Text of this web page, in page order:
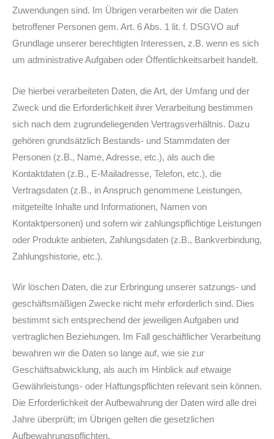
Zuwendungen sind. Im Übrigen verarbeiten wir die Daten
betroffener Personen gem. Art. 6 Abs. 1 lit. f. DSGVO auf
Grundlage unserer berechtigten Interessen, z.B. wenn es sich
um administrative Aufgaben oder Öffentlichkeitsarbeit handelt.
Die hierbei verarbeiteten Daten, die Art, der Umfang und der
Zweck und die Erforderlichkeit ihrer Verarbeitung bestimmen
sich nach dem zugrundeliegenden Vertragsverhältnis. Dazu
gehören grundsätzlich Bestands- und Stammdaten der
Personen (z.B., Name, Adresse, etc.), als auch die
Kontaktdaten (z.B., E-Mailadresse, Telefon, etc.), die
Vertragsdaten (z.B., in Anspruch genommene Leistungen,
mitgeteilte Inhalte und Informationen, Namen von
Kontaktpersonen) und sofern wir zahlungspflichtige Leistungen
oder Produkte anbieten, Zahlungsdaten (z.B., Bankverbindung,
Zahlungshistorie, etc.).
Wir löschen Daten, die zur Erbringung unserer satzungs- und
geschäftsmäßigen Zwecke nicht mehr erforderlich sind. Dies
bestimmt sich entsprechend der jeweiligen Aufgaben und
vertraglichen Beziehungen. Im Fall geschäftlicher Verarbeitung
bewahren wir die Daten so lange auf, wie sie zur
Geschäftsabwicklung, als auch im Hinblick auf etwaige
Gewährleistungs- oder Haftungspflichten relevant sein können.
Die Erforderlichkeit der Aufbewahrung der Daten wird alle drei
Jahre überprüft; im Übrigen gelten die gesetzlichen
Aufbewahrungspflichten.